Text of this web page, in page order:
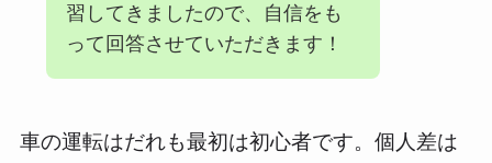
習してきましたので、自信をも
って回答させていただきます！
車の運転はだれも最初は初心者です。個人差は